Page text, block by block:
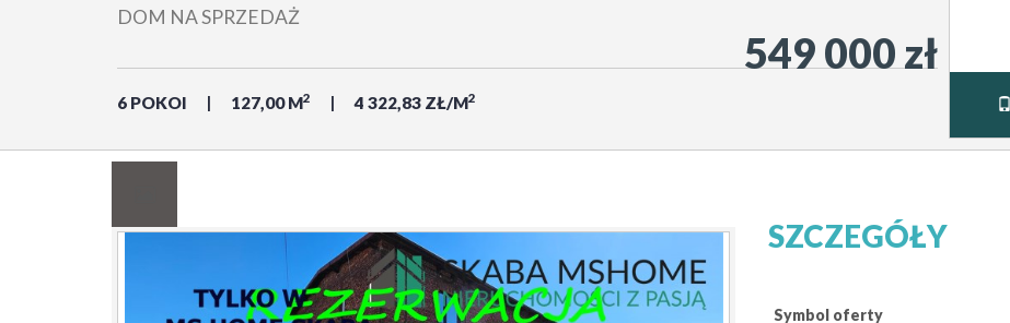
DOM NA SPRZEDAŻ
6 POKOI 127,00 M2 4 322,83 ZŁ/M2
549 000 zł
SZCZEGÓŁY
Symbol oferty